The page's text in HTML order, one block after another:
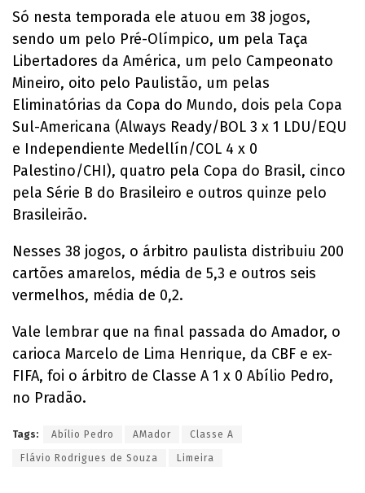
Só nesta temporada ele atuou em 38 jogos,
sendo um pelo Pré-Olímpico, um pela Taça
Libertadores da América, um pelo Campeonato
Mineiro, oito pelo Paulistão, um pelas
Eliminatórias da Copa do Mundo, dois pela Copa
Sul-Americana (Always Ready/BOL 3 x 1 LDU/EQU
e Independiente Medellín/COL 4 x 0
Palestino/CHI), quatro pela Copa do Brasil, cinco
pela Série B do Brasileiro e outros quinze pelo
Brasileirão.
Nesses 38 jogos, o árbitro paulista distribuiu 200
cartões amarelos, média de 5,3 e outros seis
vermelhos, média de 0,2.
Vale lembrar que na final passada do Amador, o
carioca Marcelo de Lima Henrique, da CBF e ex-
FIFA, foi o árbitro de Classe A 1 x 0 Abílio Pedro,
no Pradão.
Tags: Abílio Pedro AMador Classe A
Flávio Rodrigues de Souza Limeira